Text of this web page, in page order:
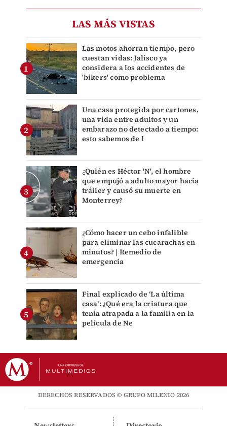
LAS MÁS VISTAS
Las motos ahorran tiempo, pero
cuestan vidas: Jalisco ya
considera a los accidentes de
'bikers' como problema
Una casa protegida por cartones,
una vida entre adultos y un
embarazo no detectado a tiempo:
esto sabemos de l
¿Quién es Héctor 'N', el hombre
que empujó a adulto mayor hacia
tráiler y causó su muerte en
Monterrey?
¿Cómo hacer un cebo infalible
para eliminar las cucarachas en
minutos? | Remedio de
emergencia
Final explicado de ‘La última
casa’: ¿Qué era la criatura que
tenía atrapada a la familia en la
película de Ne
DERECHOS RESERVADOS © GRUPO MILENIO 2026